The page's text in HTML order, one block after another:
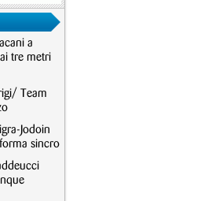
a
tre metri
Team
Jodoin
sincro